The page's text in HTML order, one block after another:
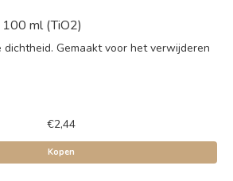
ml (TiO2)
dichtheid. Gemaakt voor het verwijderen
€2,44
Kopen